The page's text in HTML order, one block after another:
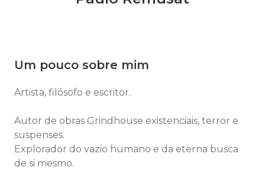
Um pouco sobre mim
Artista, filósofo e escritor.
Autor de obras Grindhouse existenciais, terror e
suspenses.
Explorador do vazio humano e da eterna busca
de si mesmo.